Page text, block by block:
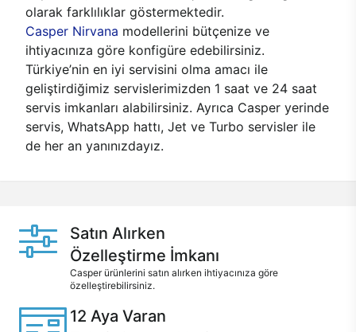
olarak farklılıklar göstermektedir.
Casper Nirvana modellerini bütçenize ve
ihtiyacınıza göre konfigüre edebilirsiniz.
Türkiye’nin en iyi servisini olma amacı ile
geliştirdiğimiz servislerimizden 1 saat ve 24 saat
servis imkanları alabilirsiniz. Ayrıca Casper yerinde
servis, WhatsApp hattı, Jet ve Turbo servisler ile
de her an yanınızdayız.
Satın Alırken
Özelleştirme İmkanı
Casper ürünlerini satın alırken ihtiyacınıza göre
özelleştirebilirsiniz.
12 Aya Varan